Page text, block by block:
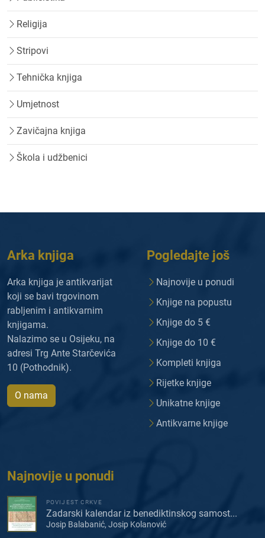
Religija
Stripovi
Tehnička knjiga
Umjetnost
Zavičajna knjiga
Škola i udžbenici
Arka knjiga
Arka knjiga je antikvarijat
koji se bavi trgovinom
rabljenim i antikvarnim
knjigama.
Nalazimo se u Osijeku, na
adresi Trg Ante Starčevića
10 (Pothodnik).
O nama
Pogledajte još
Najnovije u ponudi
Knjige na popustu
Knjige do 5 €
Knjige do 10 €
Kompleti knjiga
Rijetke knjige
Unikatne knjige
Antikvarne knjige
Najnovije u ponudi
POVIJEST CRKVE
Zadarski kalendar iz benediktinskog samost...
Josip Balabanić, Josip Kolanović